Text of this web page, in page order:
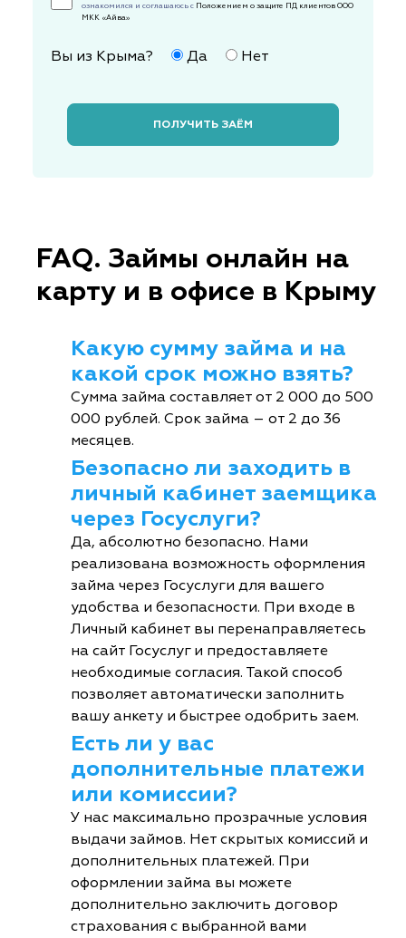
ознакомился и соглашаюсь с Положением о защите ПД клиентов ООО
МКК «Айва»
Вы из Крыма? Да Нет
ПОЛУЧИТЬ ЗАЁМ
FAQ. Займы онлайн на
карту и в офисе в Крыму
Какую сумму займа и на
какой срок можно взять?
Сумма займа составляет от 2 000 до 500
000 рублей. Срок займа – от 2 до 36
месяцев.
Безопасно ли заходить в
личный кабинет заемщика
через Госуслуги?
Да, абсолютно безопасно. Нами
реализована возможность оформления
займа через Госуслуги для вашего
удобства и безопасности. При входе в
Личный кабинет вы перенаправляетесь
на сайт Госуслуг и предоставляете
необходимые согласия. Такой способ
позволяет автоматически заполнить
вашу анкету и быстрее одобрить заем.
Есть ли у вас
дополнительные платежи
или комиссии?
У нас максимально прозрачные условия
выдачи займов. Нет скрытых комиссий и
дополнительных платежей. При
оформлении займа вы можете
дополнительно заключить договор
страхования с выбранной вами